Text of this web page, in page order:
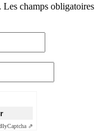
Les champs obligatoires
Captcha ⇗